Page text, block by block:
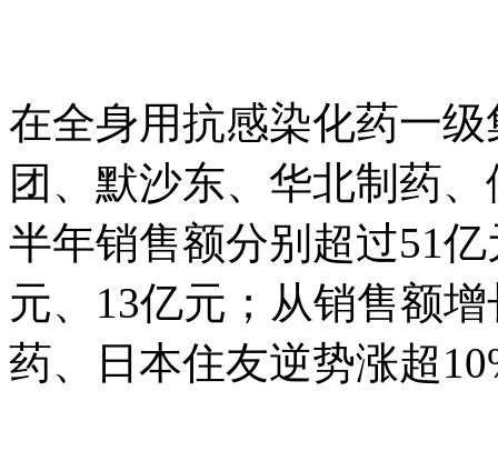
在全身用抗感染化药一
团、默沙东、华北制药
半年销售额分别超过51
元、13亿元；从销售额
药、日本住友逆势涨超